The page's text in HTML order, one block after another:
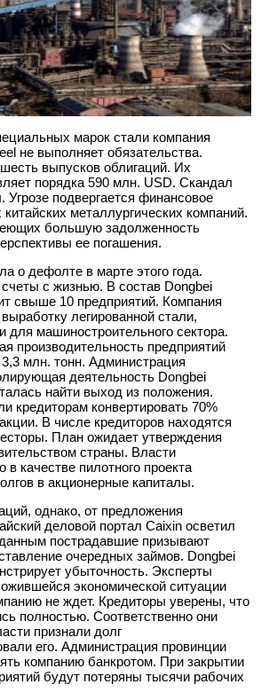
марок стали компания
не выполняет обязательства.
выпусков облигаций. Их
порядка 590 млн. USD. Скандал
Угрозе подвергается финансовое
металлургических компаний.
большую задолженность
ее погашения.
о дефолте в марте этого года.
счеты с жизнью. В состав Dongbei
свыше 10 предприятий. Компания
легированной стали,
для машиностроительного сектора.
производительность предприятий
млн. тонн. Администрация
деятельность Dongbei
найти выход из положения.
кредиторам конвертировать 70%
В числе кредиторов находятся
План ожидает утверждения
страны. Власти
в качестве пилотного проекта
в акционерные капиталы.
однако, от предложения
деловой портал Caixin осветил
пострадавшие призывают
очередных займов. Dongbei
убыточность. Эксперты
экономической ситуации
не ждет. Кредиторы уверены, что
полностью. Соответственно они
признали долг
его. Администрация провинции
компанию банкротом. При закрытии
будут потеряны тысячи рабочих